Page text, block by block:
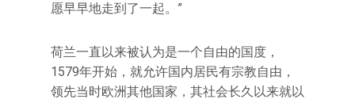
愿早早地走到了一起。”
荷兰一直以来被认为是一个自由的国度，
1579年开始，就允许国内居民有宗教自由，
领先当时欧洲其他国家，其社会长久以来就以